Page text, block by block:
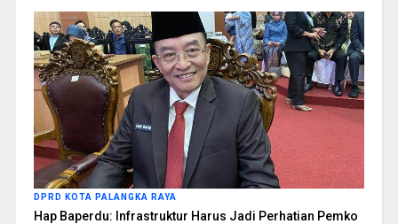
DPRD KOTA PALANGKA RAYA
Hap Baperdu: Infrastruktur Harus Jadi Perhatian Pemko